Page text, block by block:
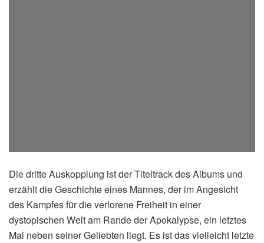
Die dritte Auskopplung ist der Titeltrack des Albums und
erzählt die Geschichte eines Mannes, der im Angesicht
des Kampfes für die verlorene Freiheit in einer
dystopischen Welt am Rande der Apokalypse, ein letztes
Mal neben seiner Geliebten liegt. Es ist das vielleicht letzte